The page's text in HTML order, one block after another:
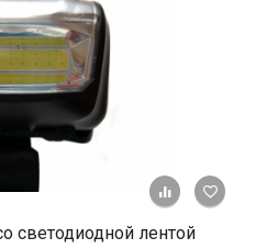
+ К
светодиодной лентой